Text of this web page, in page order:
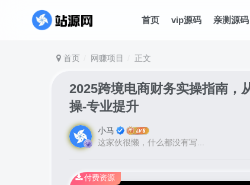
首页 vip源码 亲测源码
首页 网赚项目 正文
2025跨境电商财务实操指南，
操-专业提升
小马
这家伙很懒，什么都没有写...
付费资源